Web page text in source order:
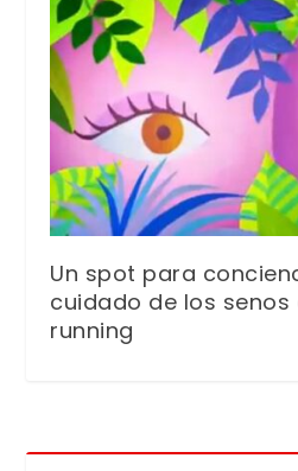
Un spot para
cuidado de los
running